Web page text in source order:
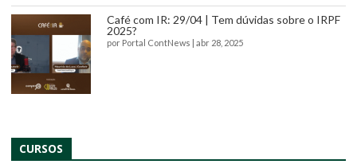
Café com IR: 29/04 | Tem dúvidas sobre o IRPF
2025?
por Portal ContNews abr 28, 2025
CURSOS